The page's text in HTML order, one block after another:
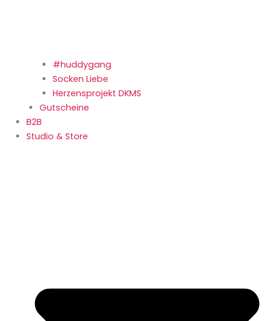
#huddygang
Socken Liebe
Herzensprojekt DKMS
Gutscheine
B2B
Studio & Store